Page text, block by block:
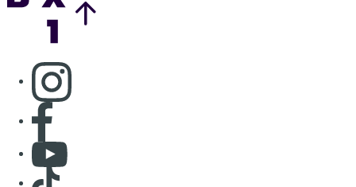
Consulter page Instagram
Consulter page Facebook
Consulter Youtube
Consulter TikTok